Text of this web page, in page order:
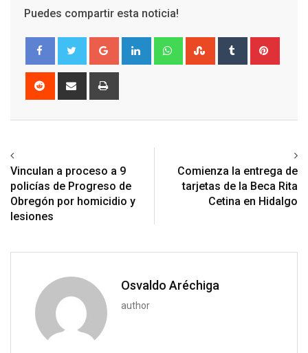
Puedes compartir esta noticia!
Google+ LinkedIn WhatsappStumbleUpon
Tumblr
Reddit
Share
Vinculan a proceso a 9
policías de Progreso de
Obregón por homicidio y
lesiones
Comienza la entrega de
tarjetas de la Beca Rita
Cetina en Hidalgo
Osvaldo Aréchiga
author